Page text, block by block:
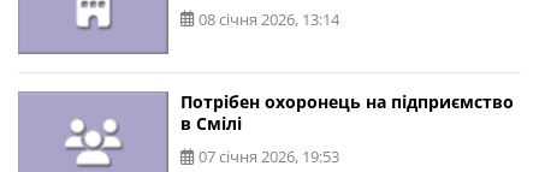
08 січня 2026, 13:14
Потрібен охоронець на підприємство
в Смілі
07 січня 2026, 19:53